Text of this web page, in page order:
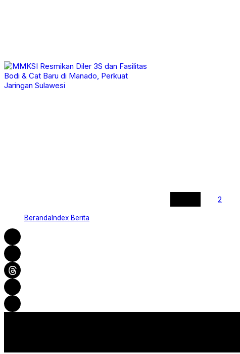
2
BerandaIndex Berita